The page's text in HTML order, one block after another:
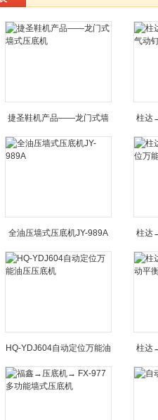
捷圣鞋机产品——龙门式墙
式压底机
柱达
全油压墙式压底机JY-989A 柱达
HQ-YDJ604自动定位万能油
压压底机
柱达